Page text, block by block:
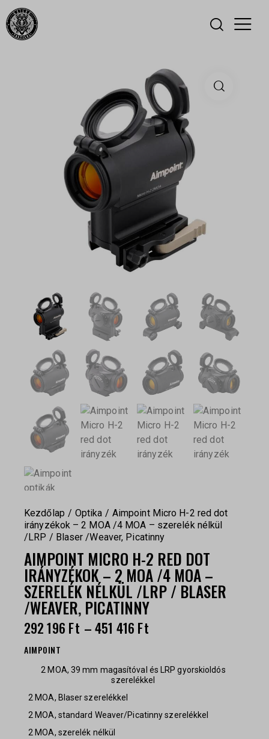
Kezdőlap Optika
Aimpoint Micro H-2 red dot
irányzékok – 2 MOA /4 MOA – szerelék nélkül
/LRP / Blaser /Weaver, Picatinny
AIMPOINT MICRO H-2 RED DOT
IRÁNYZÉKOK – 2 MOA /4 MOA –
SZERELÉK NÉLKÜL /LRP / BLASER
/WEAVER, PICATINNY
292 196 Ft –451 416 Ft
AIMPOINT
2 MOA, 39 mm magasítóval és LRP gyorskioldós
szerelékkel
2 MOA, Blaser szerelékkel
2 MOA, standard Weaver/Picatinny szerelékkel
2 MOA, szerelék nélkül